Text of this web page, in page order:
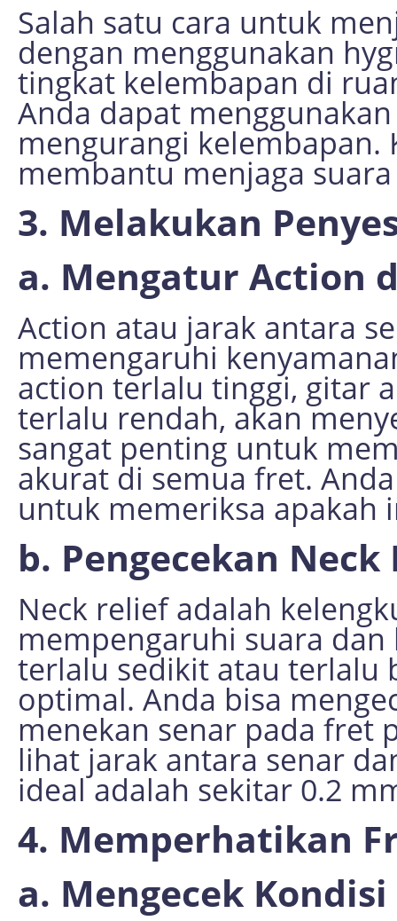
Salah satu cara untuk
dengan menggunakan
tingkat kelembapan di
Anda dapat
mengurangi kelembapan.
membantu menjaga
3. Melakukan
a. Mengatur Action
Action atau jarak antara
memengaruhi
action terlalu tinggi, gitar
terlalu rendah, akan
sangat penting untuk
akurat di semua fret.
untuk memeriksa apakah
b. Pengecekan Neck
Neck relief adalah
mempengaruhi suara dan
terlalu sedikit atau terlalu
optimal. Anda bisa
menekan senar pada fret
lihat jarak antara senar
ideal adalah sekitar 0.2
4. Memperhatikan
a. Mengecek